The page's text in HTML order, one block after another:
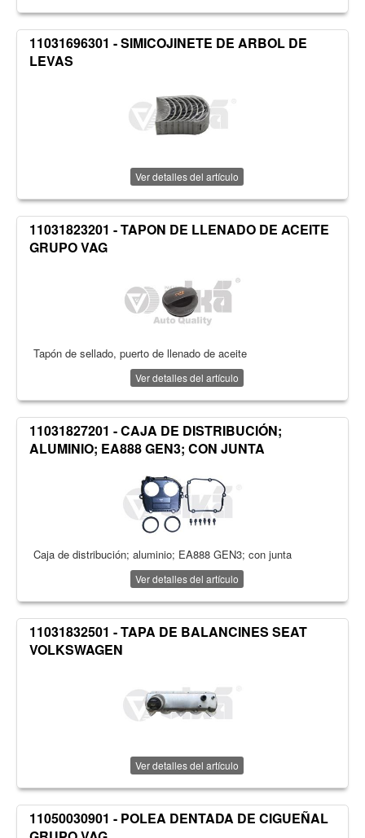
11031696301 - SIMICOJINETE DE ARBOL DE
LEVAS
Ver detalles del artículo
11031823201 - TAPON DE LLENADO DE ACEITE
GRUPO VAG
Tapón de sellado, puerto de llenado de aceite
Ver detalles del artículo
11031827201 - CAJA DE DISTRIBUCIÓN;
ALUMINIO; EA888 GEN3; CON JUNTA
Caja de distribución; aluminio; EA888 GEN3; con junta
Ver detalles del artículo
11031832501 - TAPA DE BALANCINES SEAT
VOLKSWAGEN
Ver detalles del artículo
11050030901 - POLEA DENTADA DE CIGUEÑAL